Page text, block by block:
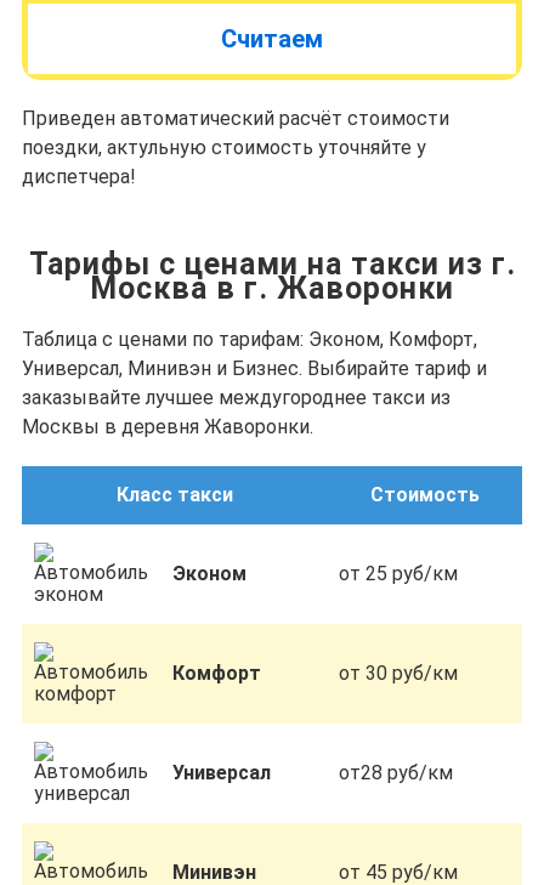
Считаем
Приведен автоматический расчёт стоимости
поездки, актульную стоимость уточняйте у
диспетчера!
Тарифы с ценами на такси из г.
Москва в г. Жаворонки
Таблица с ценами по тарифам: Эконом, Комфорт,
Универсал, Минивэн и Бизнес. Выбирайте тариф и
заказывайте лучшее междугороднее такси из
Москвы в деревня Жаворонки.
Класс такси Стоимость
Эконом от 25 руб/км
Комфорт от 30 руб/км
Универсал от28 руб/км
Минивэн от 45 руб/км